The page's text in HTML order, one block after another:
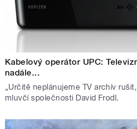
Kabelový operátor UPC:
nadále...
„Určitě neplánujeme TV archív
mluvčí společnosti David Frodl.